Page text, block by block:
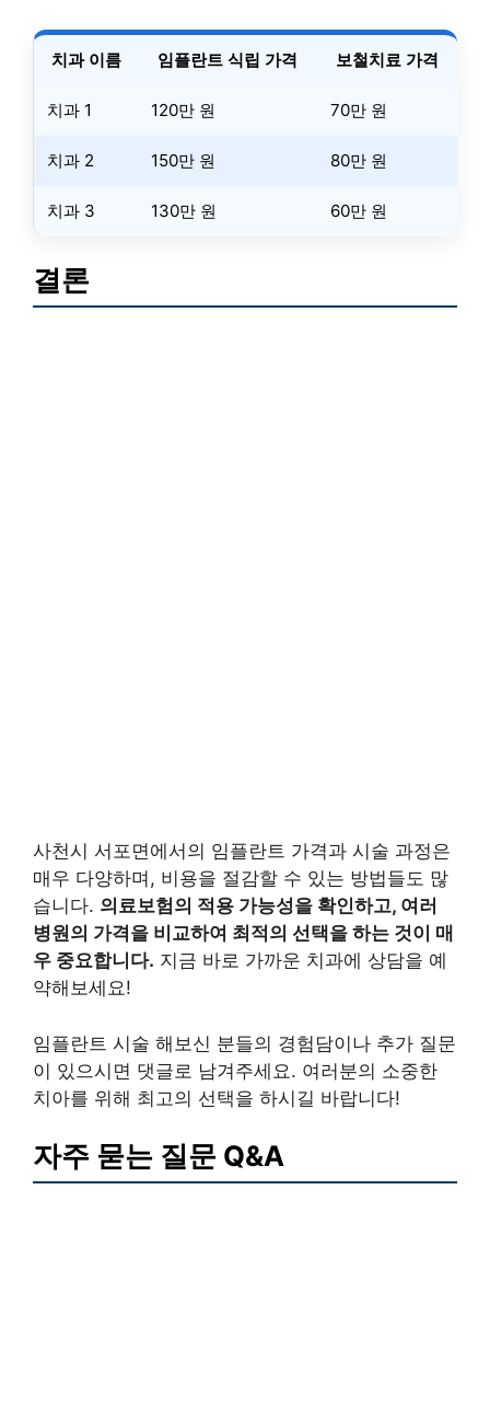
치과 이름 임플란트 식립 가격 보철치료 가격
치과 1 120만 원 70만 원
치과 2 150만 원 80만 원
치과 3 130만 원 60만 원
결론
사천시 서포면에서의 임플란트 가격과 시술 과정은
매우 다양하며, 비용을 절감할 수 있는 방법들도 많
습니다. 의료보험의 적용 가능성을 확인하고, 여러
병원의 가격을 비교하여 최적의 선택을 하는 것이 매
우 중요합니다. 지금 바로 가까운 치과에 상담을 예
약해보세요!
임플란트 시술 해보신 분들의 경험담이나 추가 질문
이 있으시면 댓글로 남겨주세요. 여러분의 소중한
치아를 위해 최고의 선택을 하시길 바랍니다!
자주 묻는 질문 Q&A